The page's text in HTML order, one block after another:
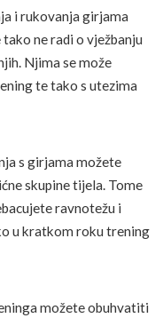
i rukovanja girjama
ne radi o vježbanju
Njima se može
te tako s utezima
s girjama možete
skupine tijela. Tome
ravnotežu i
u kratkom roku trening
možete obuhvatiti